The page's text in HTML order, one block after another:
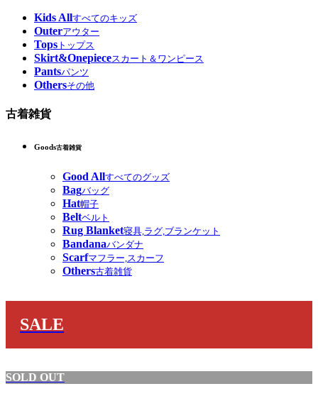
Kids Allすべてのキッズ
Outerアウター
Tops トップス
Skirt&Onepieceスカート＆ワンピース
Pantsパンツ
Othersその他
古着雑貨
Goods古着雑貨
Good Allすべてのグッズ
Bagバッグ
Hat帽子
Beltベルト
Rug Blanket寝具,ラグ,ブランケット
Bandanaバンダナ
Scarfマフラー,スカーフ
Others古着雑貨
SALE
SOLD OUT